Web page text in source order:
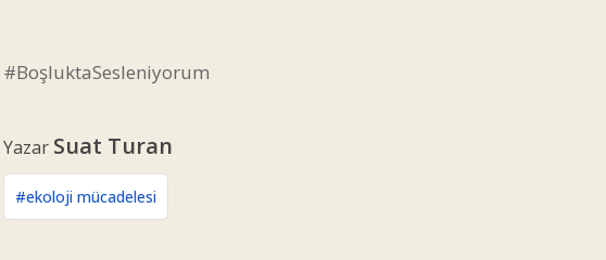
#BoşluktaSesleniyorum
Yazar Suat Turan
#ekoloji mücadelesi